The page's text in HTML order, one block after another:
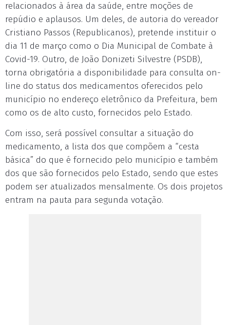
relacionados à área da saúde, entre moções de
repúdio e aplausos. Um deles, de autoria do vereador
Cristiano Passos (Republicanos), pretende instituir o
dia 11 de março como o Dia Municipal de Combate à
Covid-19. Outro, de João Donizeti Silvestre (PSDB),
torna obrigatória a disponibilidade para consulta on-
line do status dos medicamentos oferecidos pelo
município no endereço eletrônico da Prefeitura, bem
como os de alto custo, fornecidos pelo Estado.
Com isso, será possível consultar a situação do
medicamento, a lista dos que compõem a “cesta
básica” do que é fornecido pelo município e também
dos que são fornecidos pelo Estado, sendo que estes
podem ser atualizados mensalmente. Os dois projetos
entram na pauta para segunda votação.